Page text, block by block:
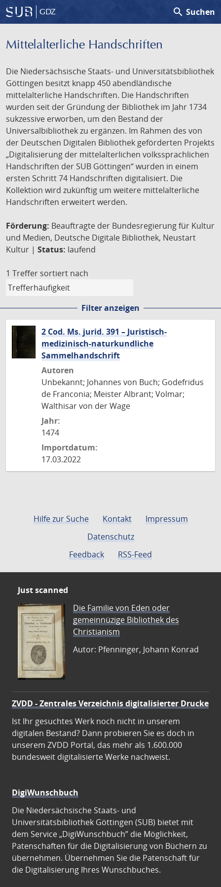
GDZ search Suchen
Mittelalterliche Handschriften
Die Niedersächsische Staats- und Universitätsbibliothek
Göttingen besitzt knapp 450 abendländische
mittelalterliche Handschriften. Die Handschriften
wurden seit der Gründung der Bibliothek im Jahr 1734
sukzessive erworben, um den Bestand der
Universalbibliothek zu ergänzen. Im Rahmen des von
der Deutschen Digitalen Bibliothek geförderten Projekts
„Digitalisierung der mittelalterlichen volkssprachlichen
Handschriften der SUB Göttingen“ wurden in einem
ersten Schritt 74 Handschriften digitalisiert. Die
Kollektion wird zukünftig um weitere mittelalterliche
Handschriften erweitert werden.
Förderung: Beauftragte der Bundesregierung für Kultur
und Medien, Deutsche Digitale Bibliothek, Neustart
Kultur | Status: laufend
1 Treffer sortiert nach
Filter anzeigen
2 Cod. Ms. jurid. 391 – Juristisch-
medizinisch-naturkundliche
Sammelhandschrift
Autoren
Unbekannt; Johannes von Buch; Godefridus
de Franconia; Meister Albrant; Volmar;
Walthisar von der Wage
Jahr:
1474
Importdatum:
17.03.2022
Hilfe zur Suche Kontakt
Impressum
Datenschutz
Feedback
RSS-Feed
Just scanned
Die Familie von Eden oder
gemeinnüzige Bibliothek des
Christianism
Autor: Pfenninger, Johann Konrad
ZVDD - Zentrales Verzeichnis digitalisierter Drucke
Ist Ihr gesuchtes Werk noch nicht in unserem
digitalen Bestand? Dann probieren Sie es doch in
unserem ZVDD Portal, das mehr als 1.600.000
bundesweit digitalisierte Werke nachweist.
DigiWunschbuch
Die Niedersächsische Staats- und
Universitätsbibliothek Göttingen (SUB) bietet mit
dem Service „DigiWunschbuch” die Möglichkeit,
Patenschaften für die Digitalisierung von Büchern zu
übernehmen. Übernehmen Sie die Patenschaft für
die Digitalisierung Ihres Wunschbuches.